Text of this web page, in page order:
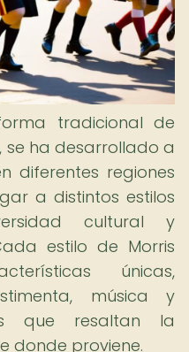
tradicional de
ha desarrollado a
diferentes regiones
a distintos estilos
cultural y
estilo de Morris
únicas,
música y
que resaltan la
donde proviene.